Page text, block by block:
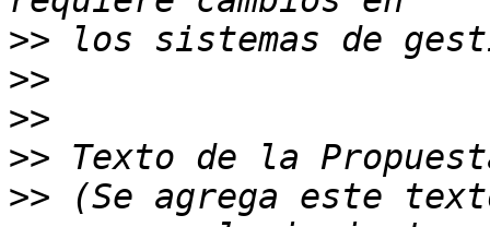
>>
>>
>>
>>
>> (Se agrega este